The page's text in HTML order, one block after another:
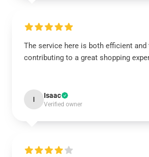
The service here is both efficient and
contributing to a great shopping
I Isaac
Verified owner